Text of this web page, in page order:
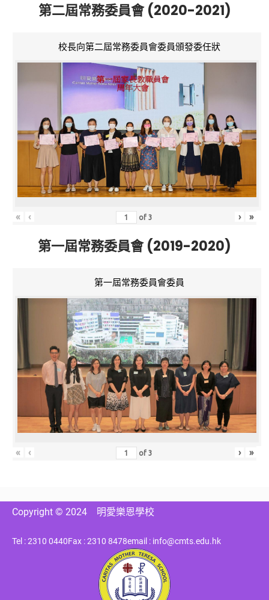
第二屆常務委員會 (2020-2021)
校長向第二屆常務委員會委員頒發委任狀
« ‹ of3 › »
第一屆常務委員會 (2019-2020)
第一屆常務委員會委員
« ‹ of3 › »
Copyright © 2024 明愛樂恩學校
Tel : 2310 0440Fax : 2310 8478email : info@cmts.edu.hk